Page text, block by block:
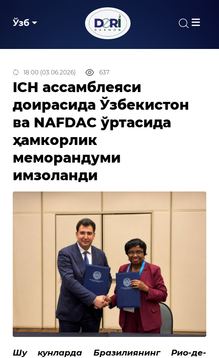
Ўзб
18:00 (03.06.2026) 637
ICH ассамблеяси
доирасида Ўзбекистон
ва NAFDAC ўртасида
ҳамкорлик
меморандуми
имзоланди
Шу кунларда Бразилиянинг Рио-де-